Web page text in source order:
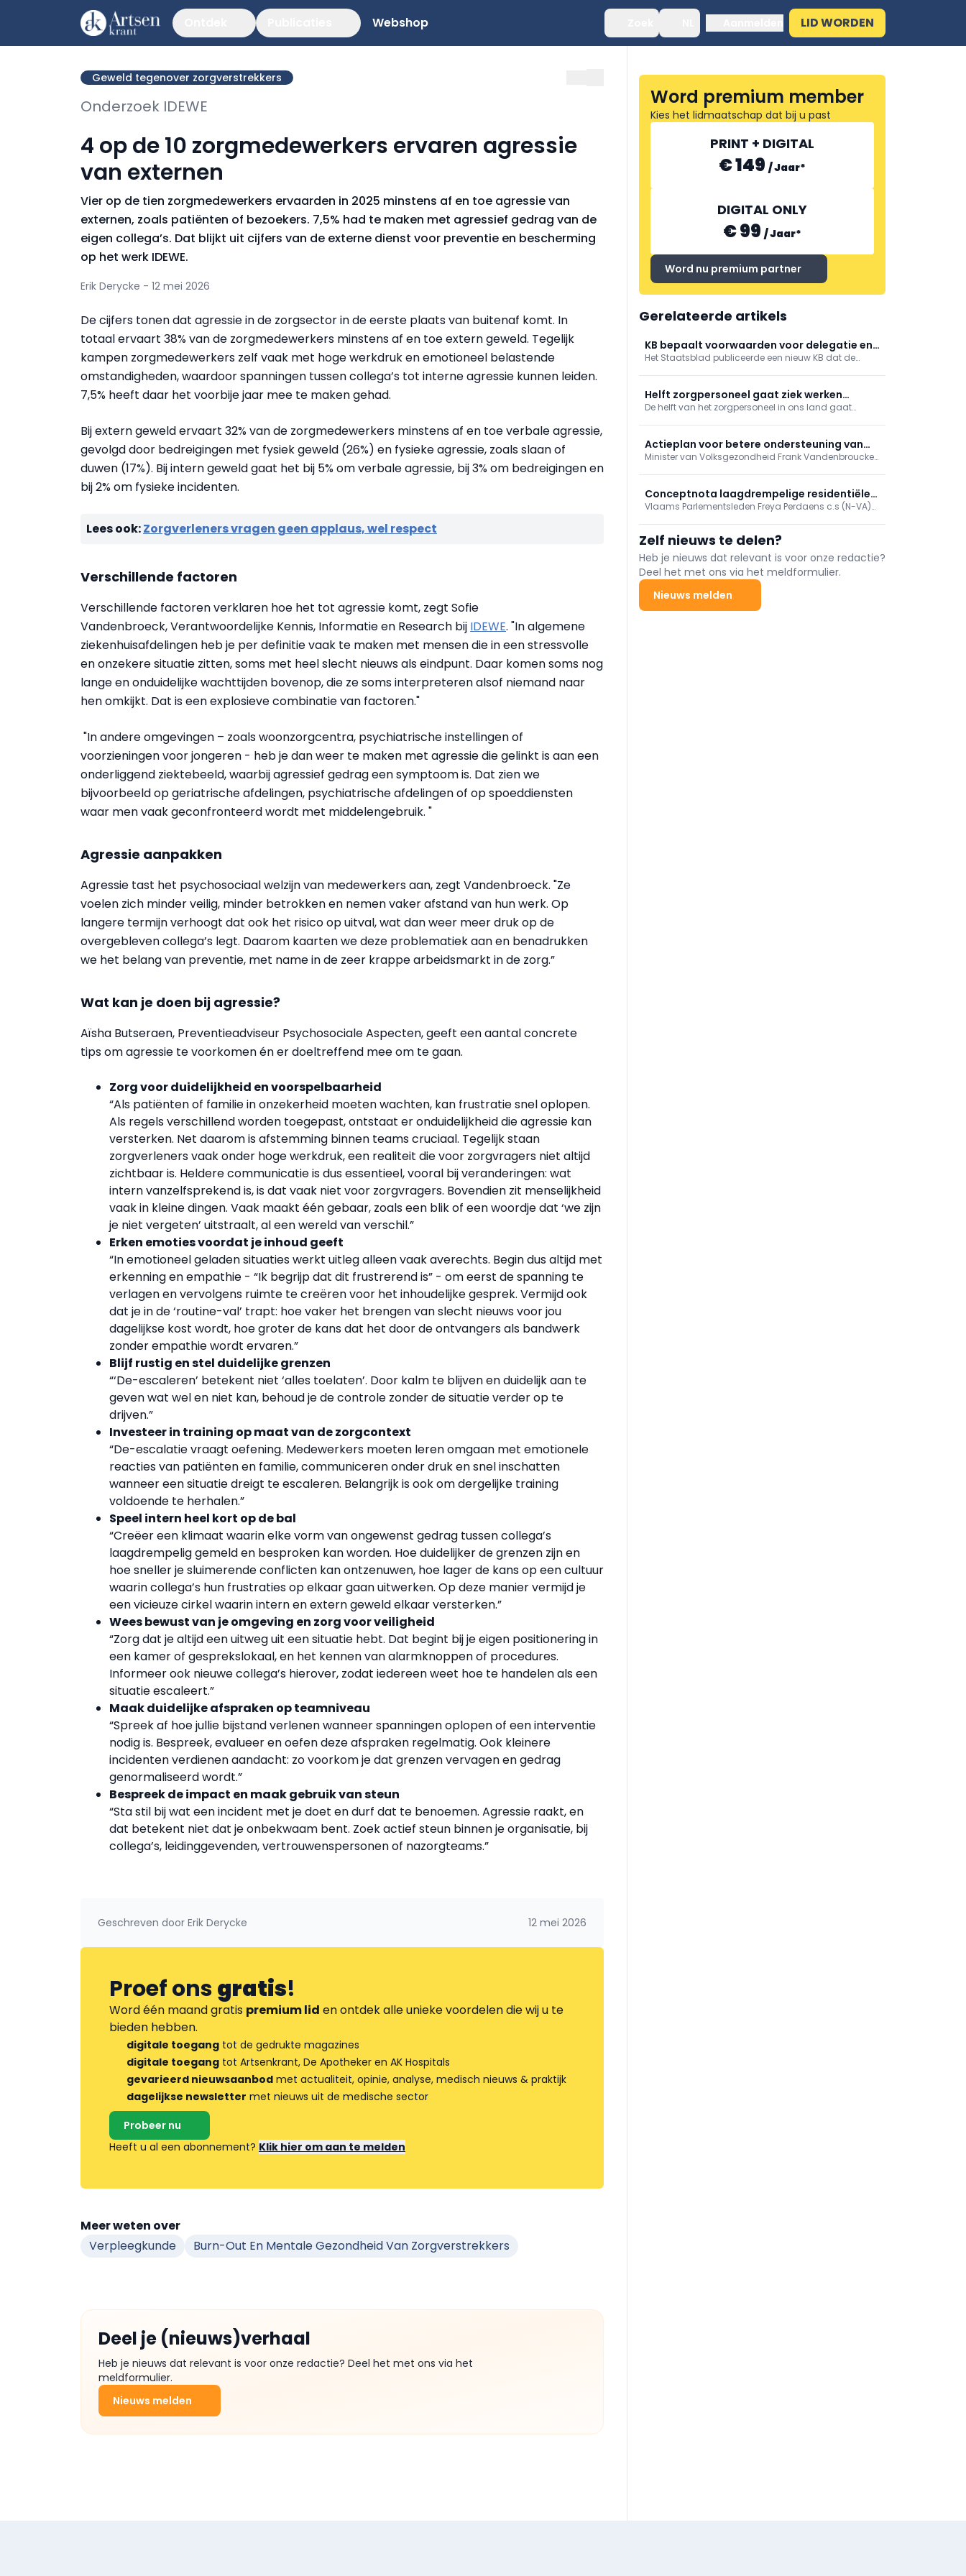
Webshop LID WORDEN
Geweld tegenover zorgverstrekkers
Onderzoek IDEWE
4 op de 10 zorgmedewerkers ervaren agressie
van externen
Vier op de tien zorgmedewerkers ervaarden in 2025 minstens af en toe agressie van
externen, zoals patiënten of bezoekers. 7,5% had te maken met agressief gedrag van de
eigen collega’s. Dat blijkt uit cijfers van de externe dienst voor preventie en bescherming
op het werk IDEWE.
Erik Derycke - 12 mei 2026
De cijfers tonen dat agressie in de zorgsector in de eerste plaats van buitenaf komt. In
totaal ervaart 38% van de zorgmedewerkers minstens af en toe extern geweld. Tegelijk
kampen zorgmedewerkers zelf vaak met hoge werkdruk en emotioneel belastende
omstandigheden, waardoor spanningen tussen collega’s tot interne agressie kunnen leiden.
7,5% heeft daar het voorbije jaar mee te maken gehad.
Bij extern geweld ervaart 32% van de zorgmedewerkers minstens af en toe verbale agressie,
gevolgd door bedreigingen met fysiek geweld (26%) en fysieke agressie, zoals slaan of
duwen (17%). Bij intern geweld gaat het bij 5% om verbale agressie, bij 3% om bedreigingen en
bij 2% om fysieke incidenten.
Lees ook:Zorgverleners vragen geen applaus, wel respect
Verschillende factoren
Verschillende factoren verklaren hoe het tot agressie komt, zegt Sofie
Vandenbroeck, Verantwoordelijke Kennis, Informatie en Research bij IDEWE. "In algemene
ziekenhuisafdelingen heb je per definitie vaak te maken met mensen die in een stressvolle
en onzekere situatie zitten, soms met heel slecht nieuws als eindpunt. Daar komen soms nog
lange en onduidelijke wachttijden bovenop, die ze soms interpreteren alsof niemand naar
hen omkijkt. Dat is een explosieve combinatie van factoren."
"In andere omgevingen – zoals woonzorgcentra, psychiatrische instellingen of
voorzieningen voor jongeren - heb je dan weer te maken met agressie die gelinkt is aan een
onderliggend ziektebeeld, waarbij agressief gedrag een symptoom is. Dat zien we
bijvoorbeeld op geriatrische afdelingen, psychiatrische afdelingen of op spoeddiensten
waar men vaak geconfronteerd wordt met middelengebruik. "
Agressie aanpakken
Agressie tast het psychosociaal welzijn van medewerkers aan, zegt Vandenbroeck. "Ze
voelen zich minder veilig, minder betrokken en nemen vaker afstand van hun werk. Op
langere termijn verhoogt dat ook het risico op uitval, wat dan weer meer druk op de
overgebleven collega’s legt. Daarom kaarten we deze problematiek aan en benadrukken
we het belang van preventie, met name in de zeer krappe arbeidsmarkt in de zorg.”
Wat kan je doen bij agressie?
Aïsha Butseraen, Preventieadviseur Psychosociale Aspecten, geeft een aantal concrete
tips om agressie te voorkomen én er doeltreffend mee om te gaan.
Zorg voor duidelijkheid en voorspelbaarheid
“Als patiënten of familie in onzekerheid moeten wachten, kan frustratie snel oplopen.
Als regels verschillend worden toegepast, ontstaat er onduidelijkheid die agressie kan
versterken. Net daarom is afstemming binnen teams cruciaal. Tegelijk staan
zorgverleners vaak onder hoge werkdruk, een realiteit die voor zorgvragers niet altijd
zichtbaar is. Heldere communicatie is dus essentieel, vooral bij veranderingen: wat
intern vanzelfsprekend is, is dat vaak niet voor zorgvragers. Bovendien zit menselijkheid
vaak in kleine dingen. Vaak maakt één gebaar, zoals een blik of een woordje dat ‘we zijn
je niet vergeten’ uitstraalt, al een wereld van verschil.”
Erken emoties voordat je inhoud geeft
“In emotioneel geladen situaties werkt uitleg alleen vaak averechts. Begin dus altijd met
erkenning en empathie - “Ik begrijp dat dit frustrerend is” - om eerst de spanning te
verlagen en vervolgens ruimte te creëren voor het inhoudelijke gesprek. Vermijd ook
dat je in de ‘routine-val’ trapt: hoe vaker het brengen van slecht nieuws voor jou
dagelijkse kost wordt, hoe groter de kans dat het door de ontvangers als bandwerk
zonder empathie wordt ervaren.”
Blijf rustig en stel duidelijke grenzen
“‘De-escaleren’ betekent niet ‘alles toelaten’. Door kalm te blijven en duidelijk aan te
geven wat wel en niet kan, behoud je de controle zonder de situatie verder op te
drijven.”
Investeer in training op maat van de zorgcontext
“De-escalatie vraagt oefening. Medewerkers moeten leren omgaan met emotionele
reacties van patiënten en familie, communiceren onder druk en snel inschatten
wanneer een situatie dreigt te escaleren. Belangrijk is ook om dergelijke training
voldoende te herhalen.”
Speel intern heel kort op de bal
“Creëer een klimaat waarin elke vorm van ongewenst gedrag tussen collega’s
laagdrempelig gemeld en besproken kan worden. Hoe duidelijker de grenzen zijn en
hoe sneller je sluimerende conflicten kan ontzenuwen, hoe lager de kans op een cultuur
waarin collega’s hun frustraties op elkaar gaan uitwerken. Op deze manier vermijd je
een vicieuze cirkel waarin intern en extern geweld elkaar versterken.”
Wees bewust van je omgeving en zorg voor veiligheid
“Zorg dat je altijd een uitweg uit een situatie hebt. Dat begint bij je eigen positionering in
een kamer of gesprekslokaal, en het kennen van alarmknoppen of procedures.
Informeer ook nieuwe collega’s hierover, zodat iedereen weet hoe te handelen als een
situatie escaleert.”
Maak duidelijke afspraken op teamniveau
“Spreek af hoe jullie bijstand verlenen wanneer spanningen oplopen of een interventie
nodig is. Bespreek, evalueer en oefen deze afspraken regelmatig. Ook kleinere
incidenten verdienen aandacht: zo voorkom je dat grenzen vervagen en gedrag
genormaliseerd wordt.”
Bespreek de impact en maak gebruik van steun
“Sta stil bij wat een incident met je doet en durf dat te benoemen. Agressie raakt, en
dat betekent niet dat je onbekwaam bent. Zoek actief steun binnen je organisatie, bij
collega’s, leidinggevenden, vertrouwenspersonen of nazorgteams.”
Geschreven door Erik Derycke 12 mei 2026
Proef onsgratis!
Word één maand gratis premium lid en ontdek alle unieke voordelen die wij u te
bieden hebben.
digitale toegang tot de gedrukte magazines
digitale toegang tot Artsenkrant, De Apotheker en AK Hospitals
gevarieerd nieuwsaanbod met actualiteit, opinie, analyse, medisch nieuws & praktijk
dagelijkse newsletter met nieuws uit de medische sector
Probeer nu
Heeft u al een abonnement? Klik hier om aan te melden
Meer weten over
Verpleegkunde
Burn-Out En Mentale Gezondheid Van Zorgverstrekkers
Deel je (nieuws)verhaal
Heb je nieuws dat relevant is voor onze redactie? Deel het met ons via het
meldformulier.
Nieuws melden
Word premium member
Kies het lidmaatschap dat bij u past
PRINT + DIGITAL
€ 149 /Jaar*
DIGITAL ONLY
€ 99 /Jaar*
Word nu premium partner
Gerelateerde artikels
KB bepaalt voorwaarden voor delegatie en
uitvoering van verpleegkundige
handelingen in het kader van een
gestructureerd zorgteam
Het Staatsblad publiceerde een nieuw KB dat de
gestructureerd zorgteam.
Helft zorgpersoneel gaat ziek werken
vanwege personeelstekort
De helft van het zorgpersoneel in ons land gaat
van de christelijke vakbond ACV.
Actieplan voor betere ondersteuning van
mantelzorgers
Minister van Volksgezondheid Frank Vandenbroucke
Conceptnota laagdrempelige residentiële
respijtzorg in Vlaanderen
Vlaams Parlementsleden Freya Perdaens c.s (N-VA)
voor laagdrempelige residentiële respijtzorg in
Vlaanderen’ ingediend.
Zelf nieuws te delen?
Heb je nieuws dat relevant is voor onze redactie?
Deel het met ons via het meldformulier.
Nieuws melden